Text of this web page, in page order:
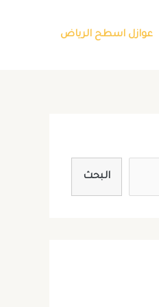
عوازل اسطح الرياض
البحث